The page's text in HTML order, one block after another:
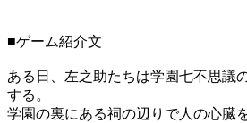
■ゲーム紹介文
ある日、左之助たちは学園七不思議
する。
学園の裏にある祠の辺りで人の心臓